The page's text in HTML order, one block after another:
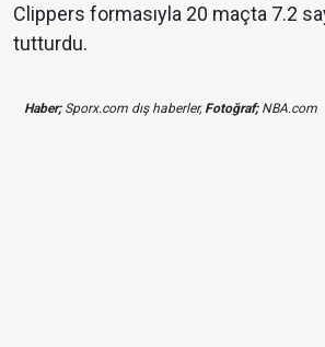
Clippers formasıyla 20 maçta 7.2
tutturdu.
Haber;Sporx.com dış haberler,Fotoğraf;NBA.com